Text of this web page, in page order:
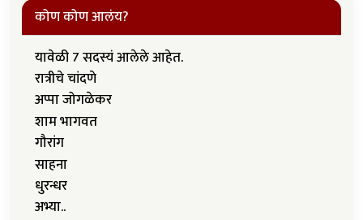
कोण कोण आलंय?
यावेळी 7 सदस्यं आलेले आहेत.
रात्रीचे चांदणे
अप्पा जोगळेकर
शाम भागवत
गौरांग
साहना
धुरन्धर
अभ्या..